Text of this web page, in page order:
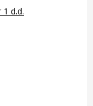
1 d.d.